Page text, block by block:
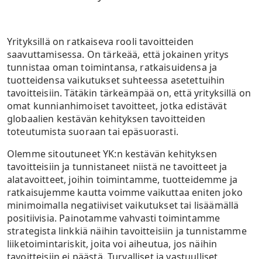
Yrityksillä on ratkaiseva rooli tavoitteiden
saavuttamisessa. On tärkeää, että jokainen yritys
tunnistaa oman toimintansa, ratkaisuidensa ja
tuotteidensa vaikutukset suhteessa asetettuihin
tavoitteisiin. Tätäkin tärkeämpää on, että yrityksillä on
omat kunnianhimoiset tavoitteet, jotka edistävät
globaalien kestävän kehityksen tavoitteiden
toteutumista suoraan tai epäsuorasti.
Olemme sitoutuneet YK:n kestävän kehityksen
tavoitteisiin ja tunnistaneet niistä ne tavoitteet ja
alatavoitteet, joihin toimintamme, tuotteidemme ja
ratkaisujemme kautta voimme vaikuttaa eniten joko
minimoimalla negatiiviset vaikutukset tai lisäämällä
positiivisia. Painotamme vahvasti toimintamme
strategista linkkiä näihin tavoitteisiin ja tunnistamme
liiketoimintariskit, joita voi aiheutua, jos näihin